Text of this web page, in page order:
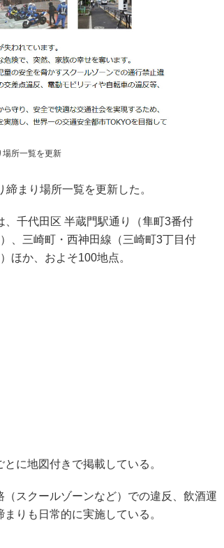
場所一覧を更新
まり場所一覧を更新した。
、千代田区 半蔵門駅通り（隼町3番付
、三崎町・西神田線（三崎町3丁目付
ほか、およそ100地点。
に地図付きで掲載している。
スクールゾーンなど）での違反、飲酒運
りも日常的に実施している。